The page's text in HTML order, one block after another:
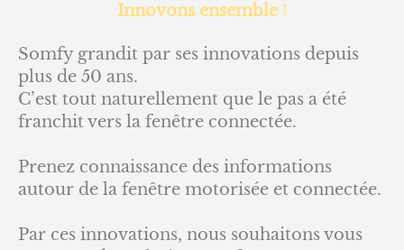
Innovons ensemble!
Somfy grandit par ses innovations depuis
plus de 50 ans.
C’est tout naturellement que le pas a été
franchit vers la fenêtre connectée.
Prenez connaissance des informations
autour de la fenêtre motorisée et connectée.
Par ces innovations, nous souhaitons vous